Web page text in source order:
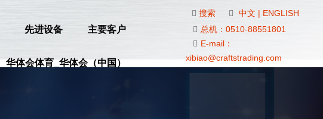
中文 | ENGLISH
总机：0510-88551801
E-mail：
xibiao@craftstrading.com
搜索
先进设备 主要客户
华体会体育_华体会（中国）